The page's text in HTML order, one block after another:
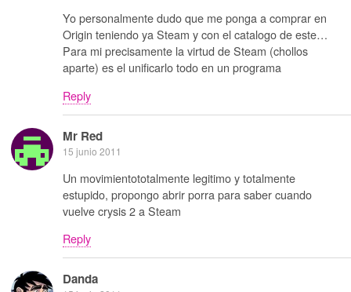
Yo personalmente dudo que me ponga a comprar en
Origin teniendo ya Steam y con el catalogo de este…
Para mi precisamente la virtud de Steam (chollos
aparte) es el unificarlo todo en un programa
Reply
Mr Red
15 junio 2011
Un movimientototalmente legitimo y totalmente
estupido, propongo abrir porra para saber cuando
vuelve crysis 2 a Steam
Reply
Danda